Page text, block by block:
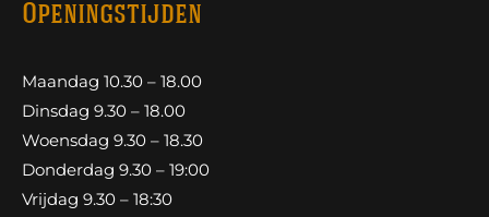
Openingstijden
Maandag 10.30 – 18.00
Dinsdag 9.30 – 18.00
Woensdag 9.30 – 18.30
Donderdag 9.30 – 19:00
Vrijdag 9.30 – 18:30